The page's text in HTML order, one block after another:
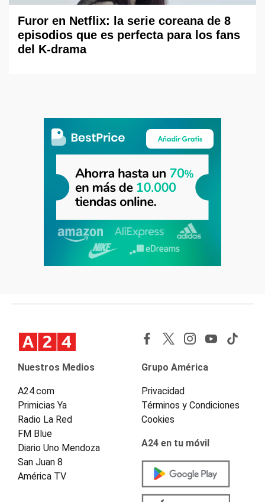
Furor en Netflix: la serie coreana de 8
episodios que es perfecta para los fans
del K-drama
Nuestros Medios
A24.com
Primicias Ya
Radio La Red
FM Blue
Diario Uno Mendoza
San Juan 8
América TV
Grupo América
Privacidad
Términos y Condiciones
Cookies
A24 en tu móvil